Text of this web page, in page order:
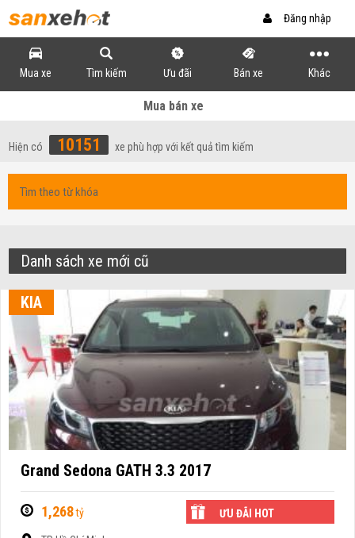
Đăng nhập
Mua xe Tìm kiếm Ưu đãi Bán xe Khác
Mua bán xe
Hiện có 10151 xe phù hợp với kết quả tìm kiếm
Danh sách xe mới cũ
KIA
Grand Sedona GATH 3.3 2017
1,268tỷ ƯU ĐÃI HOT